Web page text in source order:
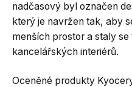
nadčasový byl označen
který je navržen tak, aby
menších prostor a staly
kancelářských interiérů.
Oceněné produkty